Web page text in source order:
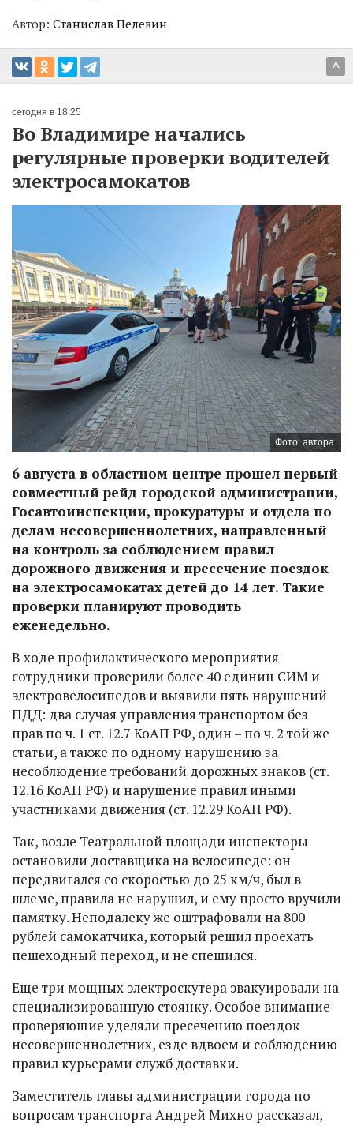
Автор: Станислав Пелевин
^
сегодня в 18:25
Во Владимире начались
регулярные проверки водителей
электросамокатов
Фото: автора.
6 августа в областном центре прошел первый
совместный рейд городской администрации,
Госавтоинспекции, прокуратуры и отдела по
делам несовершеннолетних, направленный
на контроль за соблюдением правил
дорожного движения и пресечение поездок
на электросамокатах детей до 14 лет. Такие
проверки планируют проводить
еженедельно.
В ходе профилактического мероприятия
сотрудники проверили более 40 единиц СИМ и
электровелосипедов и выявили пять нарушений
ПДД: два случая управления транспортом без
прав по ч. 1 ст. 12.7 КоАП РФ, один – по ч. 2 той же
статьи, а также по одному нарушению за
несоблюдение требований дорожных знаков (ст.
12.16 КоАП РФ) и нарушение правил иными
участниками движения (ст. 12.29 КоАП РФ).
Так, возле Театральной площади инспекторы
остановили доставщика на велосипеде: он
передвигался со скоростью до 25 км/ч, был в
шлеме, правила не нарушил, и ему просто вручили
памятку. Неподалеку же оштрафовали на 800
рублей самокатчика, который решил проехать
пешеходный переход, и не спешился.
Еще три мощных электроскутера эвакуировали на
специализированную стоянку. Особое внимание
проверяющие уделяли пресечению поездок
несовершеннолетних, езде вдвоем и соблюдению
правил курьерами служб доставки.
Заместитель главы администрации города по
вопросам транспорта Андрей Михно рассказал,